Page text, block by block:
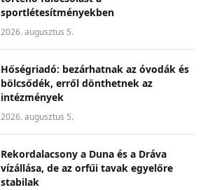
sportlétesítményekben
2026. augusztus 5.
Hőségriadó: bezárhatnak az óvodák és
bölcsődék, erről dönthetnek az
intézmények
2026. augusztus 5.
Rekordalacsony a Duna és a Dráva
vízállása, de az orfűi tavak egyelőre
stabilak